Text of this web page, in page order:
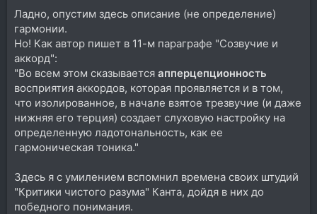
Ладно, опустим здесь описание (не определение)
гармонии.
Но! Как автор пишет в 11-м параграфе "Созвучие и
аккорд":
"Во всем этом сказывается апперцепционность
восприятия аккордов, которая проявляется и в том,
что изолированное, в начале взятое трезвучие (и даже
нижняя его терция) создает слуховую настройку на
определенную ладотональность, как ее
гармоническая тоника."
Здесь я с умилением вспомнил времена своих штудий
"Критики чистого разума" Канта, дойдя в них до
победного понимания.